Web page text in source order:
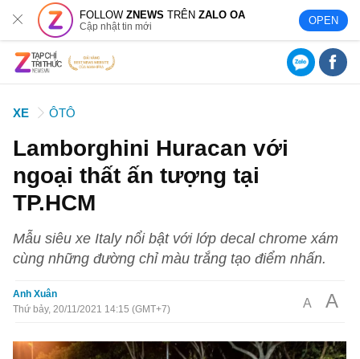
FOLLOWZNEWS TRÊNZALO OA
Cập nhật tin mới OPEN
XE ÔTÔ
Lamborghini Huracan với
ngoại thất ấn tượng tại
TP.HCM
Mẫu siêu xe Italy nổi bật với lớp decal chrome xám
cùng những đường chỉ màu trắng tạo điểm nhấn.
Anh Xuân
Thứ bảy, 20/11/2021 14:15 (GMT+7)
A A